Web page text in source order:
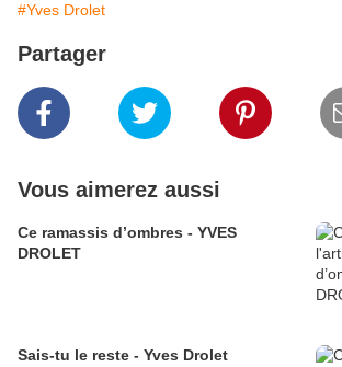
#Yves Drolet
Partager
Vous aimerez aussi
Ce ramassis d’ombres - YVES
DROLET
Sais-tu le reste - Yves Drolet